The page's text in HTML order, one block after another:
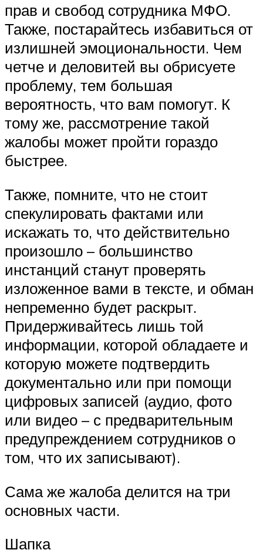
прав и свобод сотрудника МФО.
Также, постарайтесь избавиться от
излишней эмоциональности. Чем
четче и деловитей вы обрисуете
проблему, тем большая
вероятность, что вам помогут. К
тому же, рассмотрение такой
жалобы может пройти гораздо
быстрее.
Также, помните, что не стоит
спекулировать фактами или
искажать то, что действительно
произошло – большинство
инстанций станут проверять
изложенное вами в тексте, и обман
непременно будет раскрыт.
Придерживайтесь лишь той
информации, которой обладаете и
которую можете подтвердить
документально или при помощи
цифровых записей (аудио, фото
или видео – с предварительным
предупреждением сотрудников о
том, что их записывают).
Сама же жалоба делится на три
основных части.
Шапка